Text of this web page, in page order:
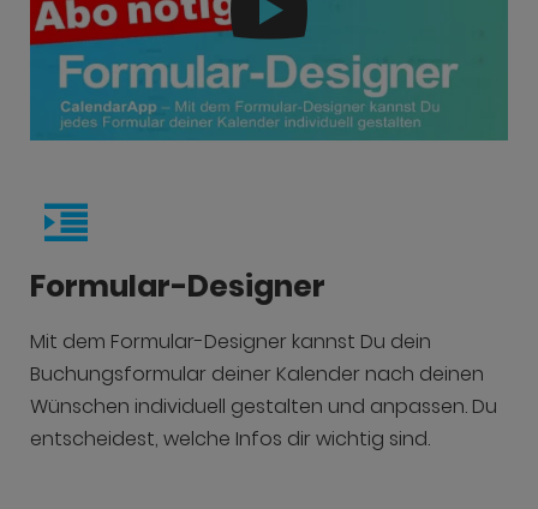
Formular-Designer
Mit dem Formular-Designer kannst Du dein
Buchungsformular deiner Kalender nach deinen
Wünschen individuell gestalten und anpassen. Du
entscheidest, welche Infos dir wichtig sind.